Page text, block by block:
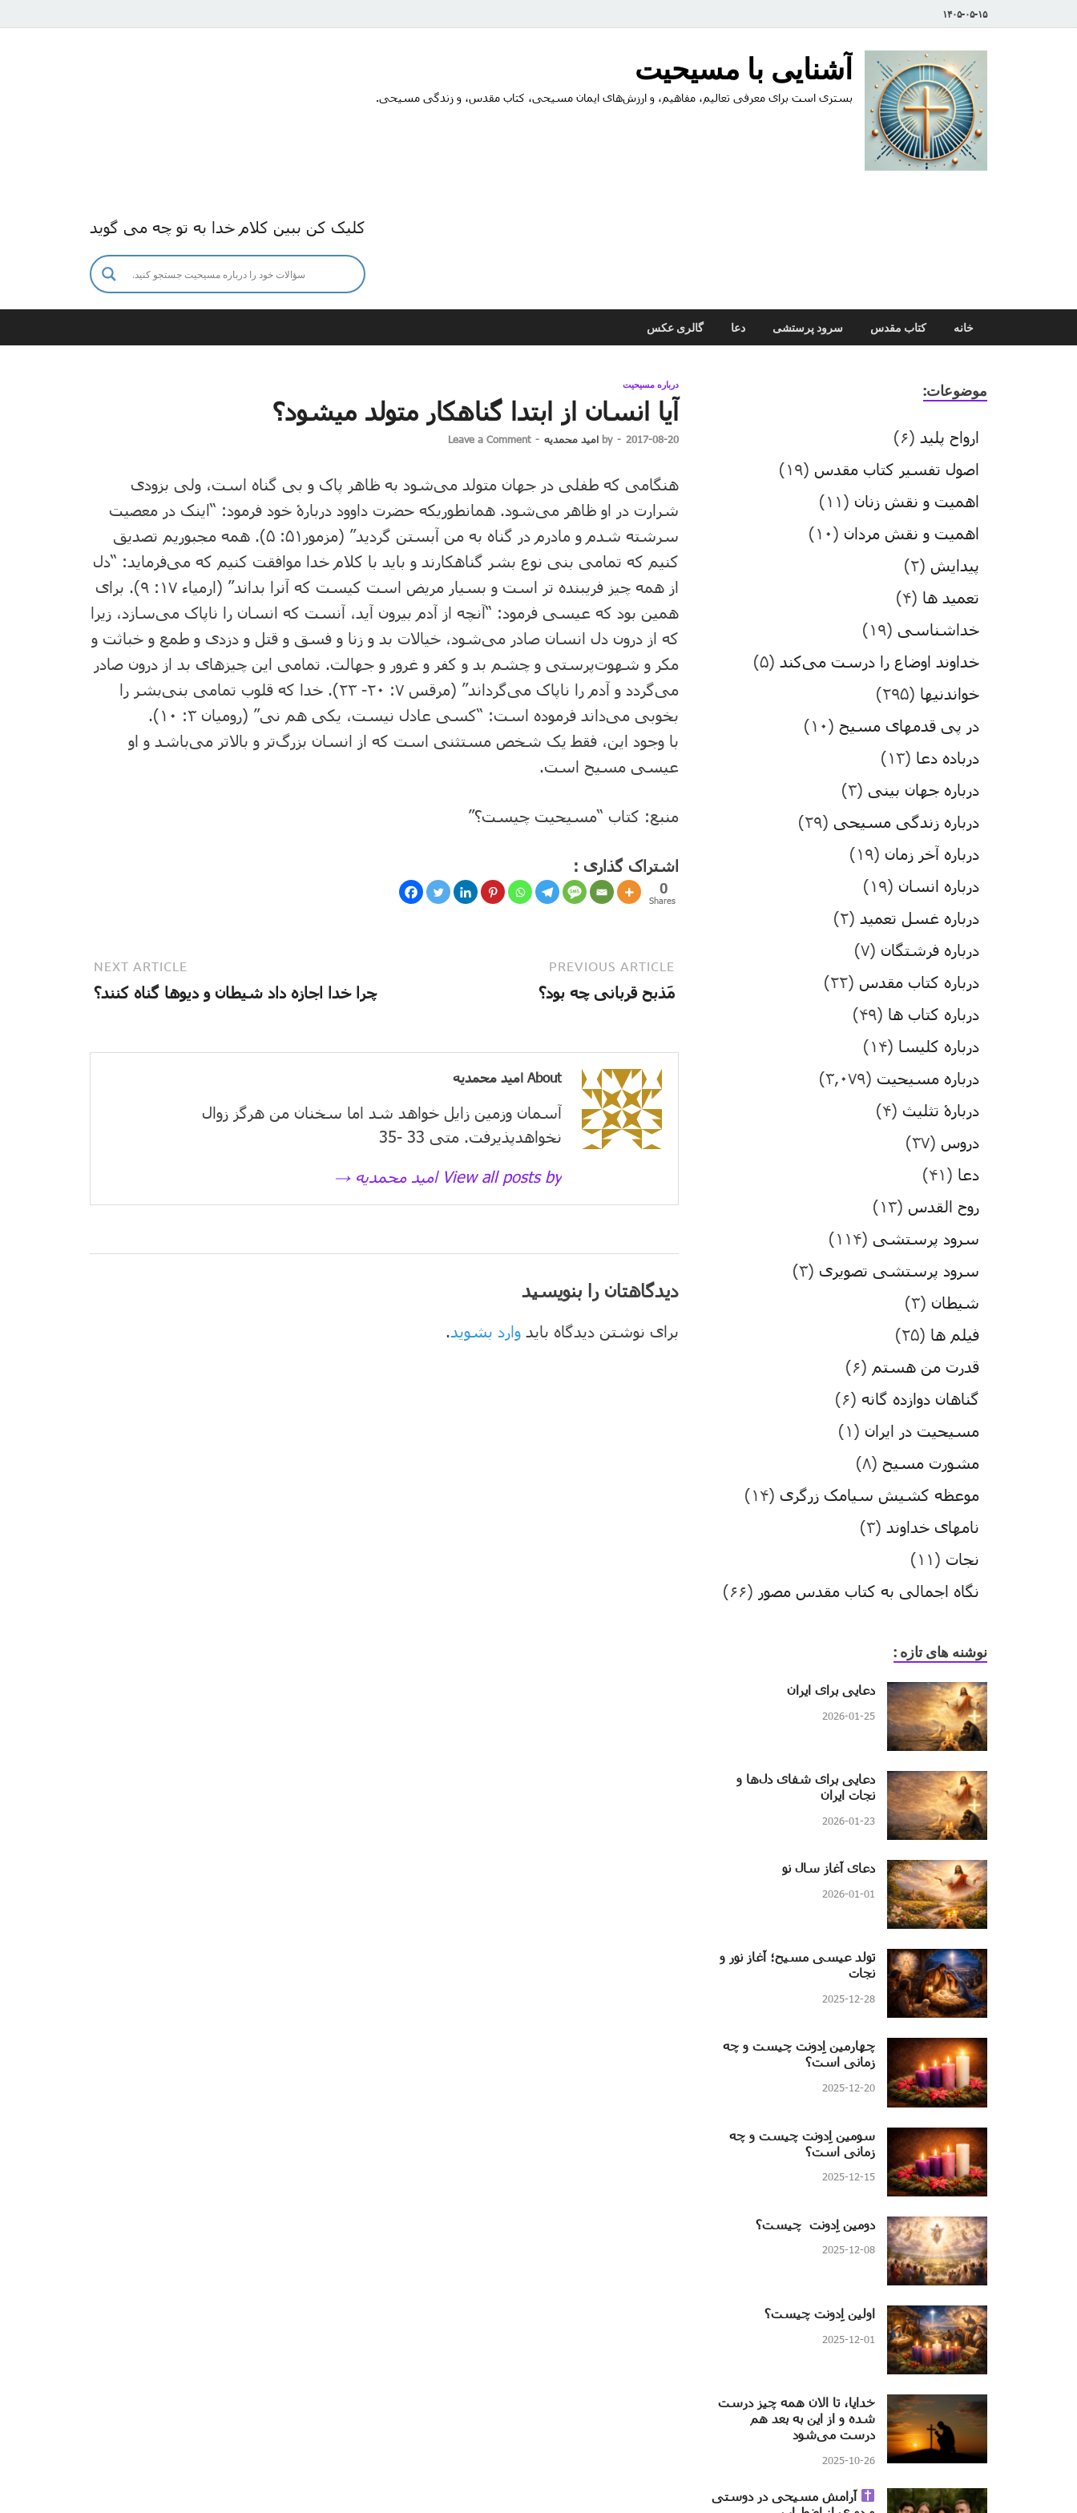
۱۴۰۵-۰۵-۱۵
آشنایی با مسیحیت
بستری است برای معرفی تعالیم، مفاهیم، و ارزش‌های ایمان مسیحی، کتاب مقدس، و زندگی مسیحی.
کلیک کن ببین کلام خدا به تو چه می گوید
خانه کتاب مقدس سرود پرستشی دعا گالری عکس
درباره مسیحیت
آیا انسان از ابتدا گناهکار متولد میشود؟
2017-08-20
-
by امید محمدیه -
Leave a Comment
هنگامی که طفلی در جهان متولد می‌شود به ‌ظاهر پاک و بی ‌گناه است، ولی بزودی
شرارت در او ظاهر می‌شود. همانطوریکه حضرت داوود دربارۀ خود فرمود: “اینک در معصیت
سرشته شدم و مادرم در گناه به من آبستن گردید” (مزمور۵۱: ۵). همه مجبوریم تصدیق
کنیم که تمامی بنی ‌نوع بشر گناهکارند و باید با کلام خدا موافقت کنیم که می‌فرماید: “دل
از همه ‌چیز فریبنده ‌تر است و بسیار مریض است کیست که آنرا بداند” (ارمیاء ۱۷: ۹). برای
همین بود که عیسی فرمود: “آنچه از آدم بیرون آید، آنست که انسان‌ را ناپاک می‌سازد، زیرا
که از درون دل انسان صادر می‌شود، خیالات بد و زنا و فسق و قتل و دزدی و طمع و خباثت و
مکر و شهوت‌پرستی و چشم بد و کفر و غرور و جهالت. تمامی این چیزهای بد از درون صادر
می‌گردد و آدم را ناپاک می‌گرداند” (مرقس ۷: ۲۰- ۲۳). خدا که قلوب تمامی بنی‌بشر را
بخوبی می‌داند فرموده است: “کسی عادل نیست، یکی هم نی” (رومیان ۳: ۱۰).
با وجود این، فقط یک شخص مستثنی است که از انسان بزرگ‌تر و بالاتر می‌باشد و او
عیسی مسیح است.
منبع: کتاب “مسیحیت چیست؟”
اشتراک گذاری :
0
Shares
PREVIOUS ARTICLE
مَذبح قربانی چه بود؟
NEXT ARTICLE
چرا خدا اجازه داد شیطان و دیوها گناه کنند؟
About امید محمدیه
آسمان وزمین زايل خواهد شد اما سخنان من هرگز زوال
نخواهدپذیرفت. متی 33 -35
View all posts by امید محمدیه →
دیدگاهتان را بنویسید
برای نوشتن دیدگاه باید وارد بشوید.
موضوعات:
ارواح پلید (۶)
اصول تفسیر کتاب مقدس (۱۹)
اهمیت و نقش زنان (۱۱)
اهمیت و نقش مردان (۱۰)
پیدایش (۲)
تعمید ها (۴)
خداشناسی (۱۹)
خداوند اوضاع را درست می‌کند (۵)
خواندنیها (۲۹۵)
در پی قدمهای مسیح (۱۰)
درباده دعا (۱۳)
درباره جهان بینی (۳)
درباره زندگی مسیحی (۲۹)
درباره آخر زمان (۱۹)
درباره انسان (۱۹)
درباره غسل تعمید (۲)
درباره فرشتگان (۷)
درباره کتاب مقدس (۲۲)
درباره کتاب ها (۴۹)
درباره کلیسا (۱۴)
درباره مسیحیت (۳,۰۷۹)
دربارۀ تثلیث (۴)
دروس (۳۷)
دعا (۴۱)
روح القدس (۱۳)
سرود پرستشی (۱۱۴)
سرود پرستشی تصویری (۳)
شیطان (۳)
فیلم ها (۲۵)
قدرت من هستم (۶)
گناهان دوازده گانه (۶)
مسیحیت در ایران (۱)
مشورت مسیح (۸)
موعظه کشیش سیامک زرگری (۱۴)
نامهای خداوند (۳)
نجات (۱۱)
نگاه اجمالی به کتاب مقدس مصور (۶۶)
نوشنه های تازه :
دعایی برای ایران
2026-01-25
دعایی برای شفای دل‌ها و
نجات ایران
2026-01-23
دعای آغاز سال نو
2026-01-01
تولد عیسی مسیح؛ آغاز نور و
نجات
2025-12-28
چهارمین اِدونت چیست و چه
زمانی است؟
2025-12-20
سومین اِدونت چیست و چه
زمانی است؟
2025-12-15
دومین اِدونت چیست؟
2025-12-08
اولین اِدونت چیست؟
2025-12-01
خدایا، تا الان همه چیز درست
شده و از این به بعد هم
درست می‌شود
2025-10-26
آرامش مسیحی در دوستی